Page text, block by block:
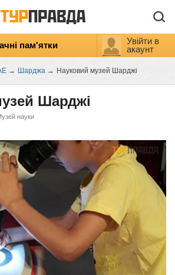
пам'ятки
Увійти в
акаунт
→ Шарджа → Науковий музей Шарджі
Шарджі
науки